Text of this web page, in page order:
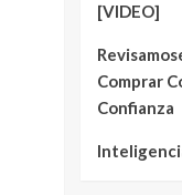
[VIDEO]
Comprar
Confianza